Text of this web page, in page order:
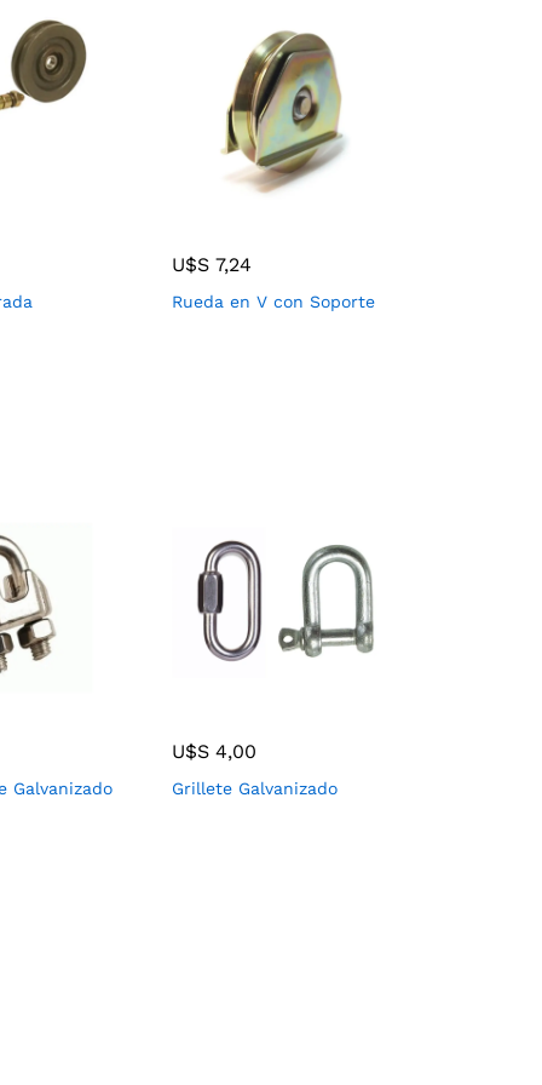
U$S 7,24
Rueda en V con Soporte
Galvanizado
U$S 4,00
Grillete Galvanizado